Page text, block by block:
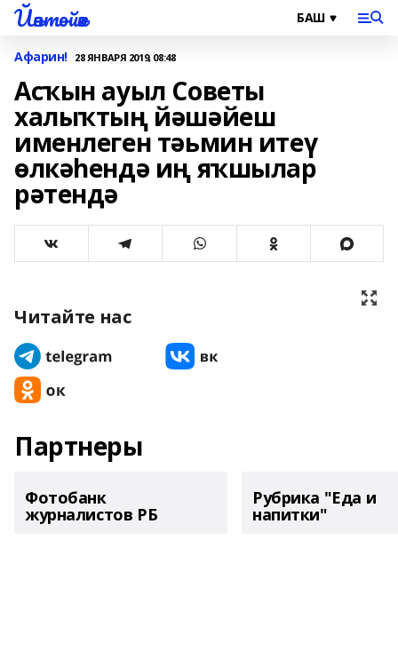
Йәнтөйәк
Афарин! 28 ЯНВАРЯ 2019, 08:48
Асҡын ауыл Советы
халыҡтың йәшәйеш
именлеген тәьмин итеү
өлкәһендә иң яҡшылар
рәтендә
Читайте нас
Партнеры
Фотобанк
журналистов РБ
Рубрика "Еда и
напитки"